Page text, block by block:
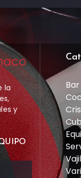
la
y
Bar